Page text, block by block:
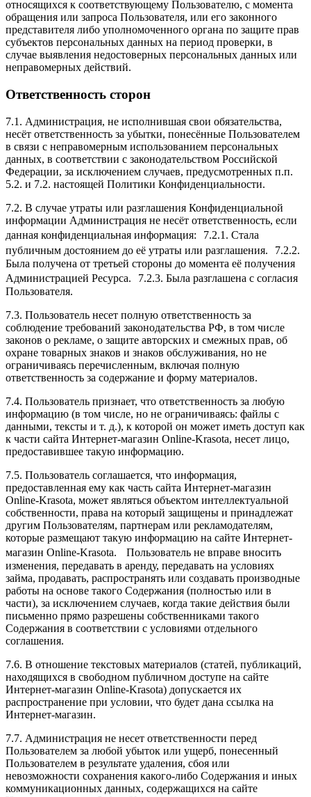
относящихся к соответствующему Пользователю, с момента
обращения или запроса Пользователя, или его законного
представителя либо уполномоченного органа по защите прав
субъектов персональных данных на период проверки, в
случае выявления недостоверных персональных данных или
неправомерных действий.
Ответственность сторон
7.1. Администрация, не исполнившая свои обязательства,
несёт ответственность за убытки, понесённые Пользователем
в связи с неправомерным использованием персональных
данных, в соответствии с законодательством Российской
Федерации, за исключением случаев, предусмотренных п.п.
5.2. и 7.2. настоящей Политики Конфиденциальности.
7.2. В случае утраты или разглашения Конфиденциальной
информации Администрация не несёт ответственность, если
данная конфиденциальная информация: 7.2.1. Стала
публичным достоянием до её утраты или разглашения. 7.2.2.
Была получена от третьей стороны до момента её получения
Администрацией Ресурса. 7.2.3. Была разглашена с согласия
Пользователя.
7.3. Пользователь несет полную ответственность за
соблюдение требований законодательства РФ, в том числе
законов о рекламе, о защите авторских и смежных прав, об
охране товарных знаков и знаков обслуживания, но не
ограничиваясь перечисленным, включая полную
ответственность за содержание и форму материалов.
7.4. Пользователь признает, что ответственность за любую
информацию (в том числе, но не ограничиваясь: файлы с
данными, тексты и т. д.), к которой он может иметь доступ как
к части сайта Интернет-магазин Online-Krasota, несет лицо,
предоставившее такую информацию.
7.5. Пользователь соглашается, что информация,
предоставленная ему как часть сайта Интернет-магазин
Online-Krasota, может являться объектом интеллектуальной
собственности, права на который защищены и принадлежат
другим Пользователям, партнерам или рекламодателям,
которые размещают такую информацию на сайте Интернет-
магазин Online-Krasota. Пользователь не вправе вносить
изменения, передавать в аренду, передавать на условиях
займа, продавать, распространять или создавать производные
работы на основе такого Содержания (полностью или в
части), за исключением случаев, когда такие действия были
письменно прямо разрешены собственниками такого
Содержания в соответствии с условиями отдельного
соглашения.
7.6. В отношение текстовых материалов (статей, публикаций,
находящихся в свободном публичном доступе на сайте
Интернет-магазин Online-Krasota) допускается их
распространение при условии, что будет дана ссылка на
Интернет-магазин.
7.7. Администрация не несет ответственности перед
Пользователем за любой убыток или ущерб, понесенный
Пользователем в результате удаления, сбоя или
невозможности сохранения какого-либо Содержания и иных
коммуникационных данных, содержащихся на сайте